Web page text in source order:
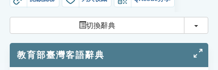
知識索引
切換辭典 切換
教育部臺灣客語辭典